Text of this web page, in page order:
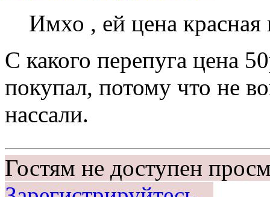
Имхо , ей цена красная
С какого перепуга цена
покупал, потому что не
нассали.
Гостям не доступен